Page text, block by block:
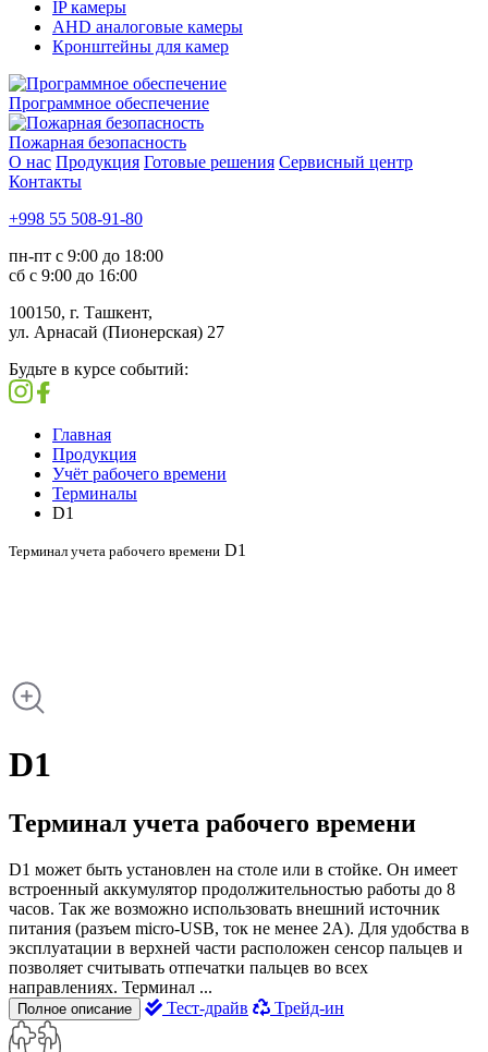
IP камеры
AHD аналоговые камеры
Кронштейны для камер
Программное обеспечение
Пожарная безопасность
О нас Продукция Готовые решения Сервисный центр
Контакты
+998 55 508-91-80
пн-пт с 9:00 до 18:00
сб с 9:00 до 16:00
100150, г. Ташкент,
ул. Арнасай (Пионерская) 27
Будьте в курсе событий:
Главная
Продукция
Учёт рабочего времени
Терминалы
D1
Терминал учета рабочего времени D1
D1
Терминал учета рабочего времени
D1 может быть установлен на столе или в стойке. Он имеет
встроенный аккумулятор продолжительностью работы до 8
часов. Так же возможно использовать внешний источник
питания (разъем micro-USB, ток не менее 2А). Для удобства в
эксплуатации в верхней части расположен сенсор пальцев и
позволяет считывать отпечатки пальцев во всех
направлениях. Терминал ...
Полное описание Тест-драйв Трейд-ин